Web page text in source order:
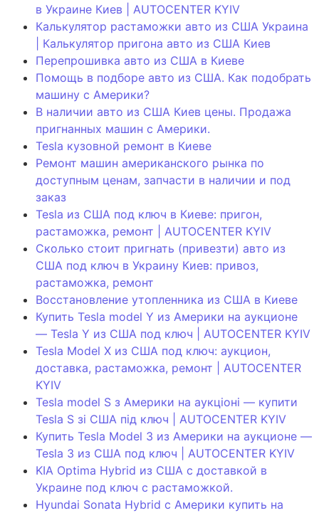
в Украине Киев | AUTOCENTER KYIV
Калькулятор растаможки авто из США Украина
| Калькулятор пригона авто из США Киев
Перепрошивка авто из США в Киеве
Помощь в подборе авто из США. Как подобрать
машину с Америки?
В наличии авто из США Киев цены. Продажа
пригнанных машин с Америки.
Tesla кузовной ремонт в Киеве
Ремонт машин американского рынка по
доступным ценам, запчасти в наличии и под
заказ
Tesla из США под ключ в Киеве: пригон,
растаможка, ремонт | AUTOCENTER KYIV
Сколько стоит пригнать (привезти) авто из
США под ключ в Украину Киев: привоз,
растаможка, ремонт
Восстановление утопленника из США в Киеве
Купить Tesla model Y из Америки на аукционе
— Tesla Y из США под ключ | AUTOCENTER KYIV
Tesla Model X из США под ключ: аукцион,
доставка, растаможка, ремонт | AUTOCENTER
KYIV
Tesla model S з Америки на аукціоні — купити
Tesla S зі США під ключ | AUTOCENTER KYIV
Купить Tesla Model 3 из Америки на аукционе —
Tesla 3 из США под ключ | AUTOCENTER KYIV
KIA Optima Hybrid из США с доставкой в
Украине под ключ с растаможкой.
Hyundai Sonata Hybrid с Америки купить на